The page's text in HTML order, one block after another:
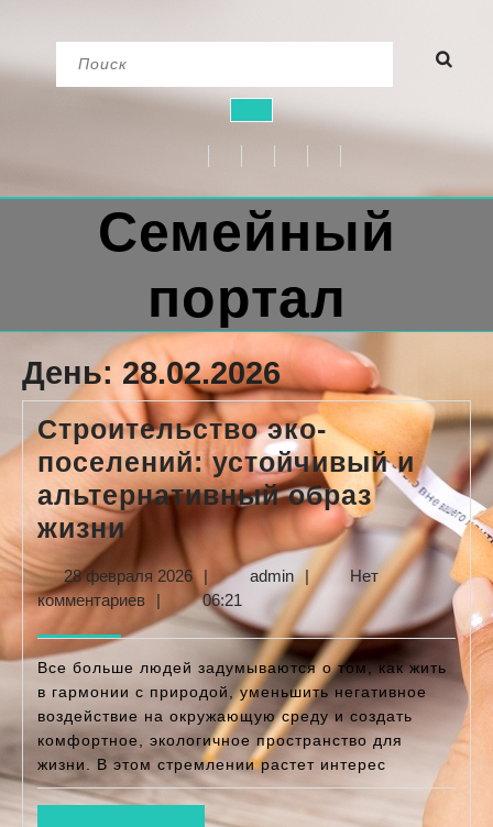
Перейти
к
содержимому
Кнопка
Открыть
Семейный
портал
День: 28.02.2026
Строительство эко-
поселений: устойчивый и
альтернативный образ
жизниСтроительство
эко-
поселений:
устойчивый
и
альтернативный
образ
жизни
28 февраля 202628
февраля
2026
| adminadmin
|
Нет
комментариев
| 06:21
Все больше людей задумываются о том, как жить
в гармонии с природой, уменьшить негативное
воздействие на окружающую среду и создать
комфортное, экологичное пространство для
жизни. В этом стремлении растет интерес